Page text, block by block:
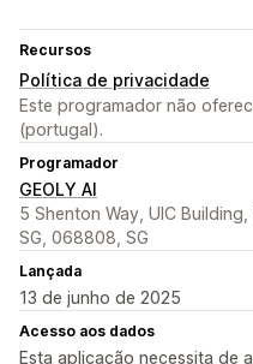
Recursos
Política de privacidade
Este programador não
(portugal).
Programador
GEOLY AI
5 Shenton Way, UIC
SG, 068808, SG
Lançada
13 de junho de 2025
Acesso aos dados
Esta aplicação necessita de